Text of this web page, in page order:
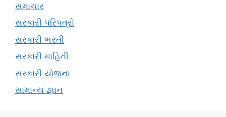
સમાચાર
સરકારી પરિપત્રો
સરકારી ભરતી
સરકારી માહિતી
સરકારી યોજના
સામાન્ય જ્ઞાન